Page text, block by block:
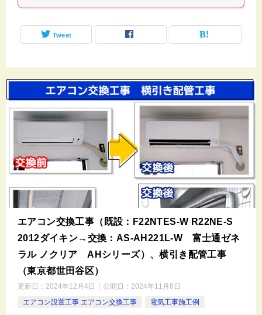
Tweet
エアコン交換工事（既設：F22NTES-W R22NE-S
2012ダイキン→交換：AS-AH221L-W 富士通ゼネ
ラル ノクリア AHシリーズ）、横引き配管工事
（東京都世田谷区）
更新日： 2024年12月4日 公開日： 2024年11月8日
エアコン設置工事 エアコン交換工事
電気工事施工例